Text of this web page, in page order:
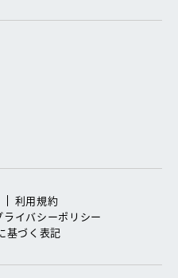
利用規約
ライバシーポリシー
基づく表記